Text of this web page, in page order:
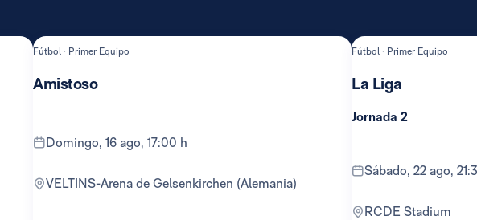
Fútbol · Primer Equipo
Amistoso
domingo, 16 ago, 17:00 h
VELTINS-Arena de Gelsenkirchen (Alemania)
Fútbol · Primer Equipo
La Liga
Jornada 2
sábado, 22 ago,
RCDE Stadium